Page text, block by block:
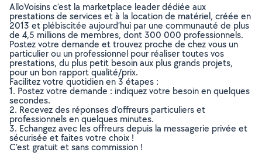
AlloVoisins c’est la marketplace leader dédiée aux
prestations de services et à la location de matériel, créée en
2013 et plébiscitée aujourd’hui par une communauté de plus
de 4,5 millions de membres, dont 300 000 professionnels.
Postez votre demande et trouvez proche de chez vous un
particulier ou un professionnel pour réaliser toutes vos
prestations, du plus petit besoin aux plus grands projets,
pour un bon rapport qualité/prix.
Facilitez votre quotidien en 3 étapes :
1. Postez votre demande : indiquez votre besoin en quelques
secondes.
2. Recevez des réponses d’offreurs particuliers et
professionnels en quelques minutes.
3. Echangez avec les offreurs depuis la messagerie privée et
sécurisée et faites votre choix !
C’est gratuit et sans commission !